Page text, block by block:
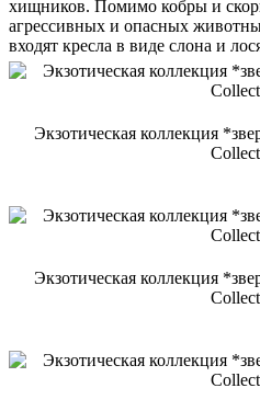
хищников. Помимо кобры и
агрессивных и опасных
входят кресла в виде слона и
Экзотическая коллекция
Экзотическая коллекция